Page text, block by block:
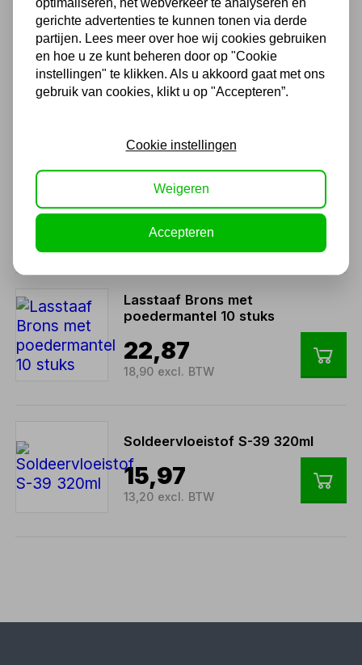
548 51 75 75
1.500 m2 winkel in Rijssen !
Twents familiebedrijf sinds 1992 !
2mm
Niet uit voorraad leverbaar
34,97
28,90 excl. BTW
Lasstaaf Brons met
poedermantel 10 stuks
22,87
18,90 excl. BTW
Soldeervloeistof S-39 320ml
15,97
13,20 excl. BTW
optimaliseren, het webverkeer te analyseren en
gerichte advertenties te kunnen tonen via derde
partijen. Lees meer over hoe wij cookies gebruiken
en hoe u ze kunt beheren door op "Cookie
instellingen" te klikken. Als u akkoord gaat met ons
gebruik van cookies, klikt u op "Accepteren”.
Cookie instellingen
Weigeren
Accepteren